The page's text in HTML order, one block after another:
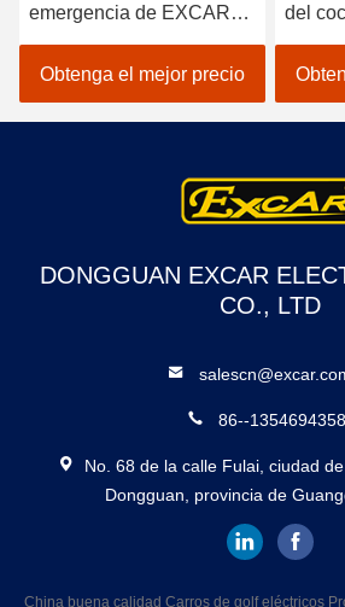
emergencia de EXCAR
A1H2/de la EC con el
cargo cerrado acuestan el
chasis de aluminio
Obtenga el mejor precio
del
la
con
DONGGUAN EXCAR
CO., LTD
86--
No. 68 de la calle Fulai, ciudad
Dongguan, provincia de
China buena calidad Carros de golf eléctricos